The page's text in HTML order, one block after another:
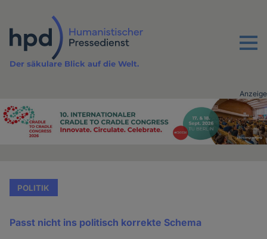
Inhalt
Menu
Der säkulare Blick auf die Welt.
Advertising
Anzeige
POLITIK
Passt nicht ins politisch korrekte Schema